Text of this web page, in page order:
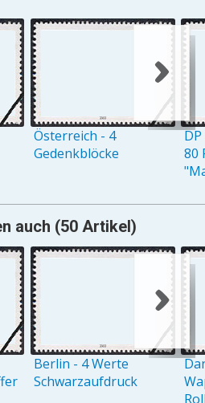
Österreich - 4
Gedenkblöcke
80
auch (50 Artikel)
Berlin - 4 Werte
Schwarzaufdruck